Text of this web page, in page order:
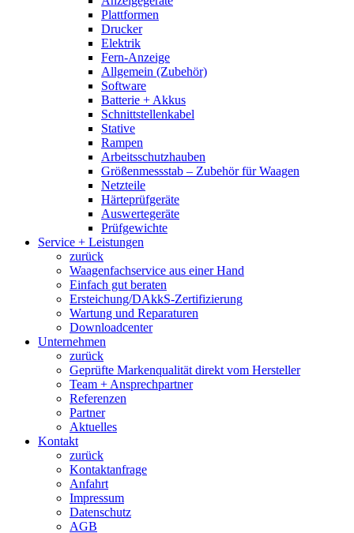
Plattformen
Drucker
Elektrik
Fern-Anzeige
Allgemein (Zubehör)
Software
Batterie + Akkus
Schnittstellenkabel
Stative
Rampen
Arbeitsschutzhauben
Größenmessstab – Zubehör für Waagen
Netzteile
Härteprüfgeräte
Auswertegeräte
Prüfgewichte
Service + Leistungen
zurück
Waagenfachservice aus einer Hand
Einfach gut beraten
Ersteichung/DAkkS-Zertifizierung
Wartung und Reparaturen
Downloadcenter
Unternehmen
zurück
Geprüfte Markenqualität direkt vom Hersteller
Team + Ansprechpartner
Referenzen
Partner
Aktuelles
Kontakt
zurück
Kontaktanfrage
Anfahrt
Impressum
Datenschutz
AGB